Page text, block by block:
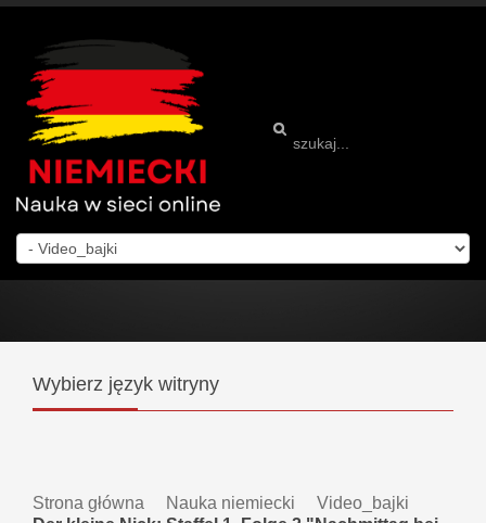
Wybierz język witryny
Strona główna Nauka niemiecki
Video_bajki